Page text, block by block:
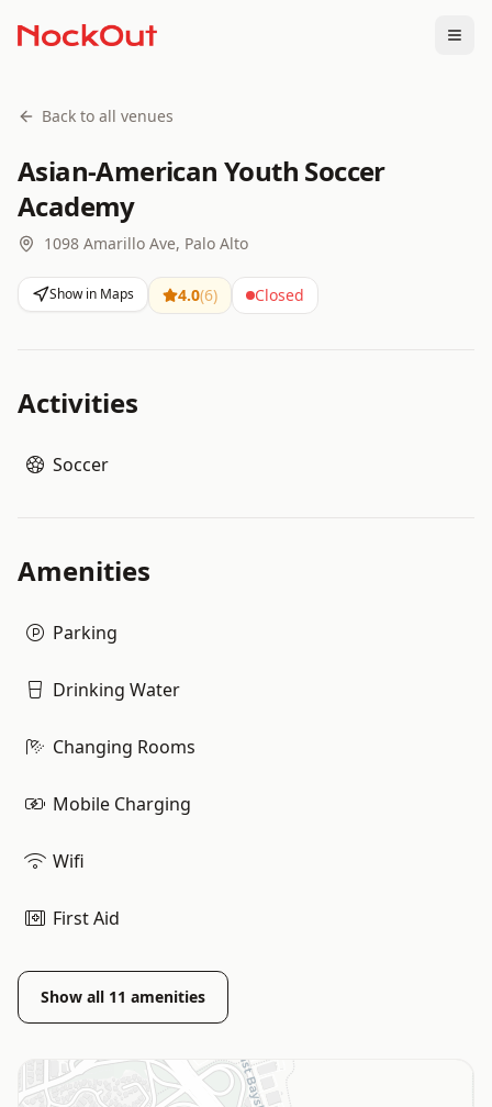
Back to all venues
Asian-American Youth Soccer
Academy
1098 Amarillo Ave, Palo Alto
Show in Maps 4.0(6) Closed
Activities
Soccer
Amenities
Parking
Drinking Water
Changing Rooms
Mobile Charging
Wifi
First Aid
Show all 11 amenities